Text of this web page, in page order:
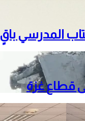
المدرسي باقٍ